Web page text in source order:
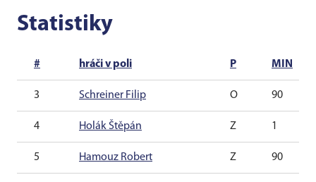
Statistiky
# hráči v poli P MIN
3 Schreiner Filip O 90
4 Holák Štěpán Z 1
5 Hamouz Robert Z 90